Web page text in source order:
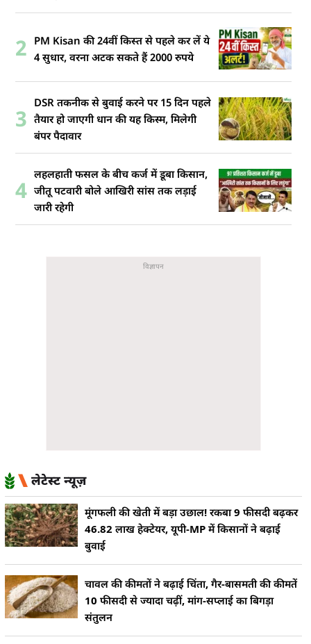
2
PM Kisan की 24वीं किस्त से पहले कर लें ये
4 सुधार, वरना अटक सकते हैं 2000 रुपये
3
DSR तकनीक से बुवाई करने पर 15 दिन पहले
तैयार हो जाएगी धान की यह किस्म, मिलेगी
बंपर पैदावार
4
लहलहाती फसल के बीच कर्ज में डूबा किसान,
जीतू पटवारी बोले आखिरी सांस तक लड़ाई
जारी रहेगी
लेटेस्ट न्यूज़
मूंगफली की खेती में बड़ा उछाल! रकबा 9 फीसदी बढ़कर
46.82 लाख हेक्टेयर, यूपी-MP में किसानों ने बढ़ाई
बुवाई
चावल की कीमतों ने बढ़ाई चिंता, गैर-बासमती की कीमतें
10 फीसदी से ज्यादा चढ़ीं, मांग-सप्लाई का बिगड़ा
संतुलन